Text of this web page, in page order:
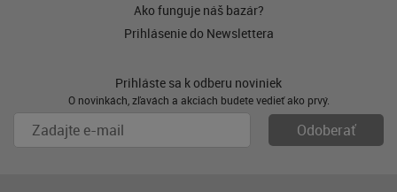
Ako funguje náš bazár?
Prihlásenie do Newslettera
Prihláste sa k odberu noviniek
O novinkách, zľavách a akciách budete vedieť ako prvý.